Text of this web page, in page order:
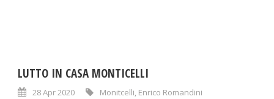
LUTTO IN CASA MONTICELLI
28 Apr 2020 Monitcelli, Enrico Romandini